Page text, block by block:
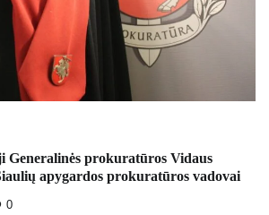
Generalinės prokuratūros Vidaus
apygardos prokuratūros vadovai
0